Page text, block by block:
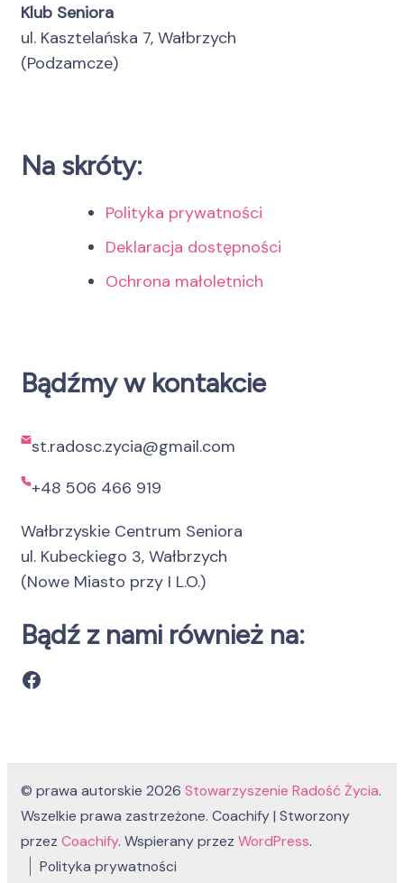
Klub Seniora
ul. Kasztelańska 7, Wałbrzych
(Podzamcze)
Na skróty:
Polityka prywatności
Deklaracja dostępności
Ochrona małoletnich
Bądźmy w kontakcie
st.radosc.zycia@gmail.com
+48 506 466 919
Wałbrzyskie Centrum Seniora
ul. Kubeckiego 3, Wałbrzych
(Nowe Miasto przy I L.O.)
Bądź z nami również na:
Facebook
© prawa autorskie 2026 Stowarzyszenie Radość Życia.
Wszelkie prawa zastrzeżone. Coachify | Stworzony
przez Coachify. Wspierany przez WordPress.
Polityka prywatności